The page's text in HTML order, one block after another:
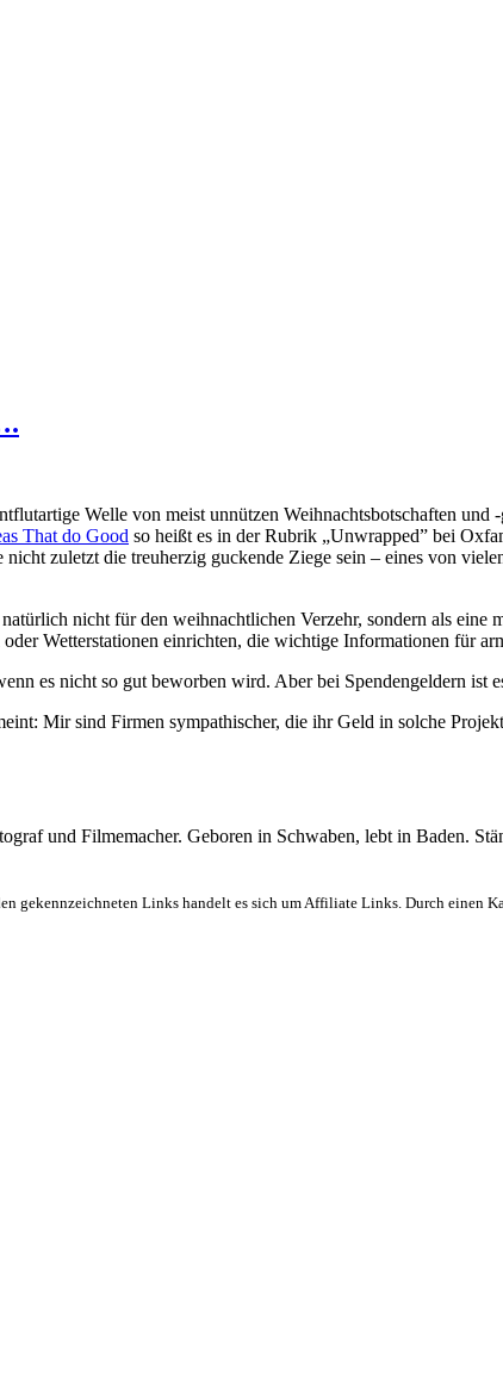
Welle von meist unnützen Weihnachtsbotschaften und
That do Good so heißt es in der Rubrik „Unwrapped” bei
zuletzt die treuherzig guckende Ziege sein – eines von
nicht für den weihnachtlichen Verzehr, sondern als
Wetterstationen einrichten, die wichtige Informationen für
es nicht so gut beworben wird. Aber bei Spendengeldern
Mir sind Firmen sympathischer, die ihr Geld in solche
und Filmemacher. Geboren in Schwaben, lebt in Baden.
gekennzeichneten Links handelt es sich um Affiliate Links. Durch einen